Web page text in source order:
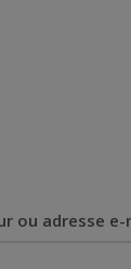
ou adresse e-